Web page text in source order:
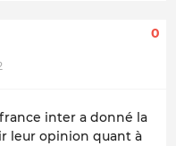
0
inter a donné la
leur opinion quant à